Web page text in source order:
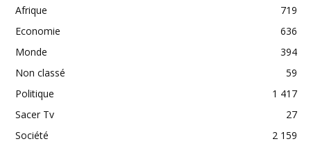
Afrique
719
Economie
636
Monde
394
Non classé
59
Politique
1 417
Sacer Tv
27
Société
2 159